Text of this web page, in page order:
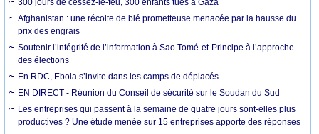
300 jours de cessez-le-feu, 300 enfants tués à Gaza
Afghanistan : une récolte de blé prometteuse menacée par la hausse du
prix des engrais
Soutenir l’intégrité de l’information à Sao Tomé-et-Principe à l’approche
des élections
En RDC, Ebola s’invite dans les camps de déplacés
EN DIRECT - Réunion du Conseil de sécurité sur le Soudan du Sud
Les entreprises qui passent à la semaine de quatre jours sont-elles plus
productives ? Une étude menée sur 15 entreprises apporte des réponses